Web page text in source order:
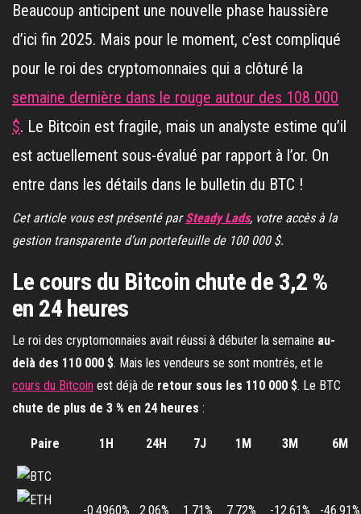
Beaucoup anticipent une nouvelle phase haussière
d’ici fin 2025. Mais pour le moment, c’est compliqué
pour le roi des cryptomonnaies qui a clôturé la
semaine dernière dans le rouge autour des 108 000
$. Le Bitcoin est fragile, mais un analyste estime qu’il
est actuellement sous-évalué par rapport à l’or. On
entre dans les détails dans le bulletin du BTC !
Cet article vous est présenté parSteady Lads, votre accès à la
gestion transparente d’un portefeuille de 100 000 $.
Le cours du Bitcoin chute de 3,2 %
en 24 heures
Le roi des cryptomonnaies avait réussi à débuter la semaine au-
delà des 110 000 $. Mais les vendeurs se sont montrés, et le
cours du Bitcoin est déjà de retour sous les 110 000 $. Le BTC
chute de plus de 3 % en 24 heures :
Paire 1H 24H 7J 1M 3M 6M
-0.4960% 2.06% 1.71% 7.72% -12.61% -46.91%